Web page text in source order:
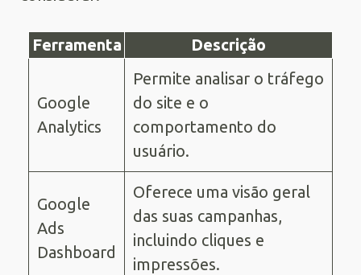
Ferramenta Descrição
Google
Analytics
Permite analisar o tráfego
do site e o
comportamento do
usuário.
Google
Ads
Dashboard
Oferece uma visão geral
das suas campanhas,
incluindo cliques e
impressões.